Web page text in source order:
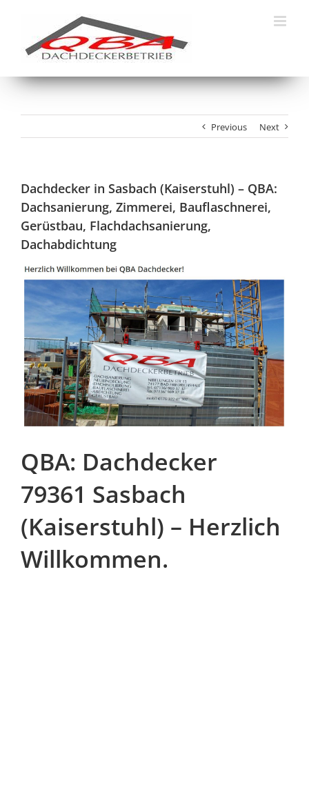
Previous Next
Dachdecker in Sasbach (Kaiserstuhl) – QBA:
Dachsanierung, Zimmerei, Bauflaschnerei,
Gerüstbau, Flachdachsanierung,
Dachabdichtung
QBA: Dachdecker
79361 Sasbach
(Kaiserstuhl) – Herzlich
Willkommen.